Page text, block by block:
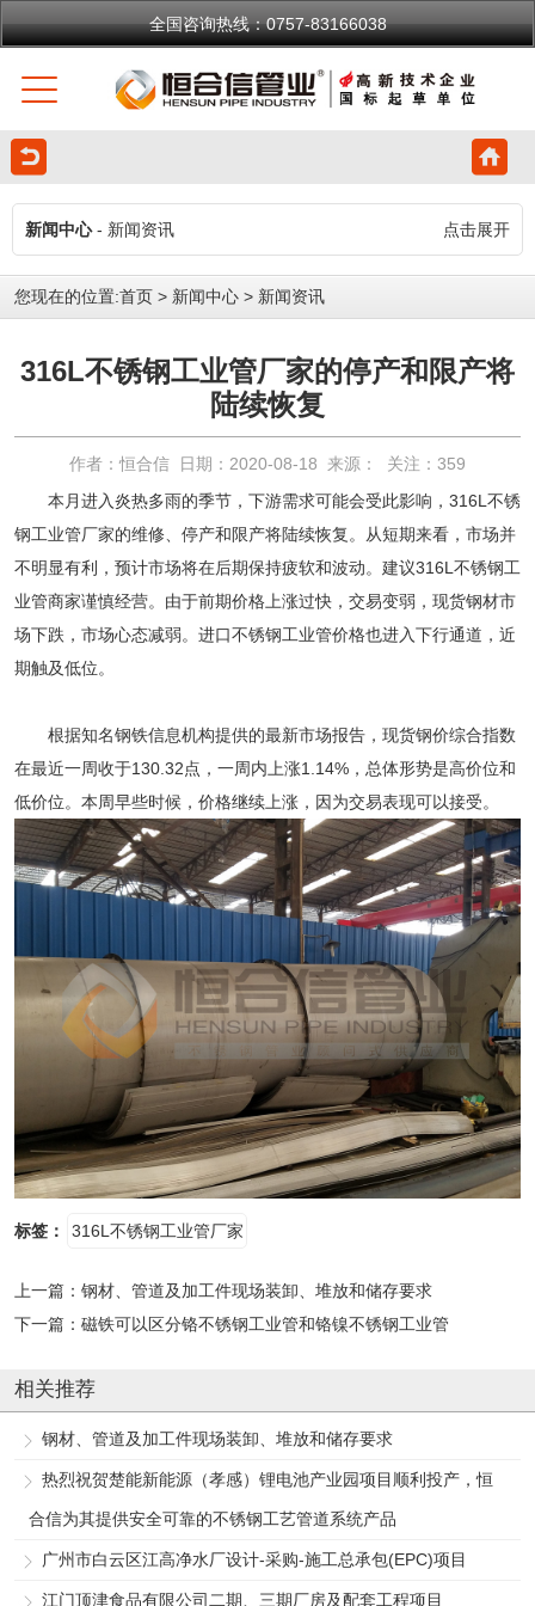
全国咨询热线：0757-83166038
新闻中心- 新闻资讯 点击展开
您现在的位置:首页 > 新闻中心 > 新闻资讯
316L不锈钢工业管厂家的停产和限产将
陆续恢复
作者：恒合信 日期：2020-08-18 来源： 关注： 359
本月进入炎热多雨的季节，下游需求可能会受此影响，316L不锈
钢工业管厂家的维修、停产和限产将陆续恢复。从短期来看，市场并
不明显有利，预计市场将在后期保持疲软和波动。建议316L不锈钢工
业管商家谨慎经营。由于前期价格上涨过快，交易变弱，现货钢材市
场下跌，市场心态减弱。进口不锈钢工业管价格也进入下行通道，近
期触及低位。
根据知名钢铁信息机构提供的最新市场报告，现货钢价综合指数
在最近一周收于130.32点，一周内上涨1.14%，总体形势是高价位和
低价位。本周早些时候，价格继续上涨，因为交易表现可以接受。
标签： 316L不锈钢工业管厂家
上一篇： 钢材、管道及加工件现场装卸、堆放和储存要求
下一篇： 磁铁可以区分铬不锈钢工业管和铬镍不锈钢工业管
相关推荐
钢材、管道及加工件现场装卸、堆放和储存要求
热烈祝贺楚能新能源（孝感）锂电池产业园项目顺利投产，恒
合信为其提供安全可靠的不锈钢工艺管道系统产品
广州市白云区江高净水厂设计-采购-施工总承包(EPC)项目
江门顶津食品有限公司二期、三期厂房及配套工程项目